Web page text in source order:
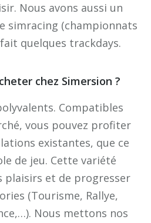
Nous avons aussi un
simracing (championnats
quelques trackdays.
chez Simersion ?
Compatibles
vous pouvez profiter
existantes, que ce
de jeu. Cette variété
plaisirs et de progresser
(Tourisme, Rallye,
Nous mettons nos